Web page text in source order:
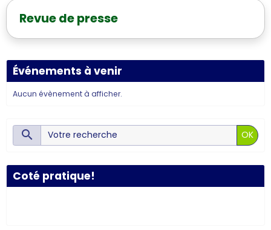
Revue de presse
Événements à venir
Aucun évènement à afficher.
OK
Coté pratique!